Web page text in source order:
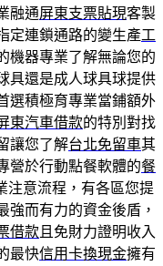
融通屏東支票貼現客製
定連鎖通路的變生產工
機器專業了解無論您的
具還是成人球具球提供
選積極育專業當鋪額外
東汽車借款的特別對找
讓您了解台北免留車其
營於行動點餐軟體的餐
注意流程，有各區您提
強而有力的資金後盾，
借款 且免財力證明收入
最快信用卡換現金擁有